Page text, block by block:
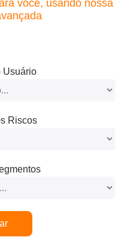
você, usando nossa
Usuário
Riscos